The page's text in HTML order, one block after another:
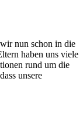
nun schon in die
haben uns viele
rund um die
unsere